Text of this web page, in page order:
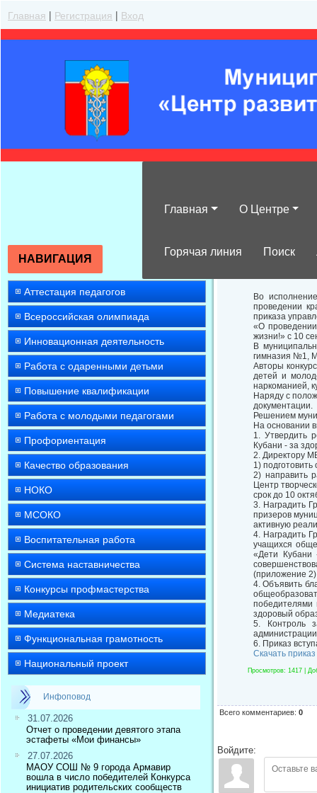
Главная | Регистрация | Вход
Главная О Центре
Горячая линия Поиск
НАВИГАЦИЯ
Аттестация педагогов
Всероссийская олимпиада
Инновационная деятельность
Работа с одаренными детьми
Повышение квалификации
Работа с молодыми педагогами
Профориентация
Качество образования
НОКО
МСОКО
Воспитательная работа
Система наставничества
Конкурсы профмастерства
Медиатека
Функциональная грамотность
Национальный проект
Инфоповод
31.07.2026
Отчет о проведении девятого этапа
эстафеты «Мои финансы»
27.07.2026
МАОУ СОШ № 9 города Армавир
вошла в число победителей Конкурса
инициатив родительских сообществ
здоровый
Во
проведении
приказа
«О
жизни!» с 10
В
гимназия №1,
Авторы
детей и
наркоманией,
Наряду с
документации.
Решением
На основании
1. Утвердить
Кубани - за
2. Директору
1)
2) направить
Центр
срок до 10
3. Наградить
призеров
активную
4. Наградить
учащихся
«Дети Кубани
(приложение
4. Объявить
победителями
здоровый
5. Контроль
6. Приказ
Скачать
Просмотров: 1417 |
Всего комментариев: 0
Войдите: